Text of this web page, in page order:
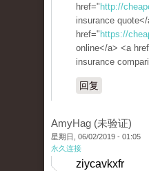
href=" http://
insurance
href=" https://
online</a> <a
insurance
回复
AmyHag (未验证)
星期日, 06/02/2019 - 01:05
永久连接
ziycavkxfr